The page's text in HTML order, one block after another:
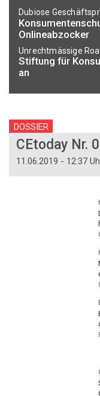
Dubiose
Onlineabzocker
Unrechtmässige
Stiftung für
an
DOSSIER
CEtoday Nr.
11.06.2019 - 12:37